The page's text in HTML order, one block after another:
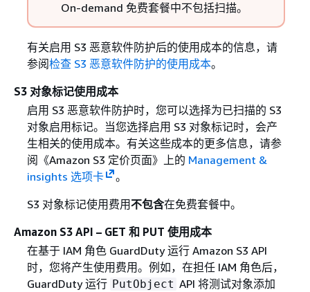
On-demand 免费套餐中不包括扫描。
有关启用 S3 恶意软件防护后的使用成本的信息，请
参阅检查 S3 恶意软件防护的使用成本。
S3 对象标记使用成本
启用 S3 恶意软件防护时，您可以选择为已扫描的 S3
对象启用标记。当您选择启用 S3 对象标记时，会产
生相关的使用成本。有关这些成本的更多信息，请参
阅《Amazon S3 定价页面》上的 Management &
insights 选项卡
。
S3 对象标记使用费用不包含在免费套餐中。
Amazon S3 API – GET 和 PUT 使用成本
在基于 IAM 角色 GuardDuty 运行 Amazon S3 API
时，您将产生使用费用。例如，在担任 IAM 角色后，
GuardDuty 运行 PutObject API 将测试对象添加